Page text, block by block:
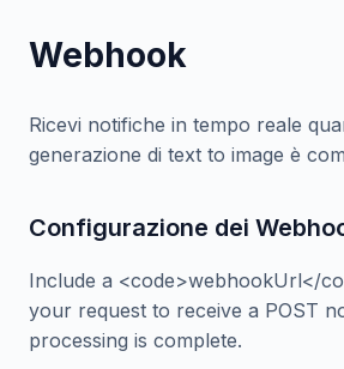
Webhook
Ricevi notifiche in tempo reale
generazione di text to image è
Configurazione dei
Include a <code>webhookUrl</
your request to receive a POST
processing is complete.